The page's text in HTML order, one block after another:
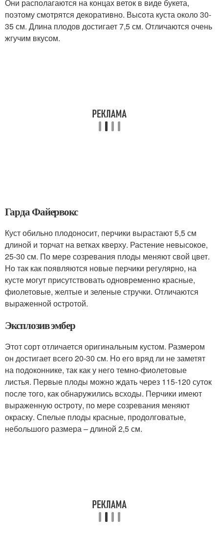
Они располагаются на концах веток в виде букета,
поэтому смотрятся декоративно. Высота куста около 30-
35 см. Длина плодов достигает 7,5 см. Отличаются очень
жгучим вкусом.
Гарда Файервокс
Куст обильно плодоносит, перчики вырастают 5,5 см
длиной и торчат на ветках кверху. Растение невысокое,
25-30 см. По мере созревания плоды меняют свой цвет.
Но так как появляются новые перчики регулярно, на
кусте могут присутствовать одновременно красные,
фиолетовые, желтые и зеленые стручки. Отличаются
выраженной остротой.
Эксплозив эмбер
Этот сорт отличается оригинальным кустом. Размером
он достигает всего 20-30 см. Но его вряд ли не заметят
на подоконнике, так как у него темно-фиолетовые
листья. Первые плоды можно ждать через 115-120 суток
после того, как обнаружились всходы. Перчики имеют
выраженную остроту, по мере созревания меняют
окраску. Спелые плоды красные, продолговатые,
небольшого размера – длиной 2,5 см.